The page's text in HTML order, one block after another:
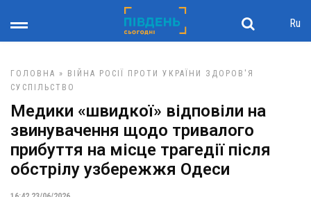
Ru
ГОЛОВНА » ВІЙНА РОСІЇ ПРОТИ УКРАЇНИ
ЗДОРОВ'Я
СУСПІЛЬСТВО
Медики «швидкої» відповіли на
звинувачення щодо тривалого
прибуття на місце трагедії після
обстрілу узбережжя Одеси